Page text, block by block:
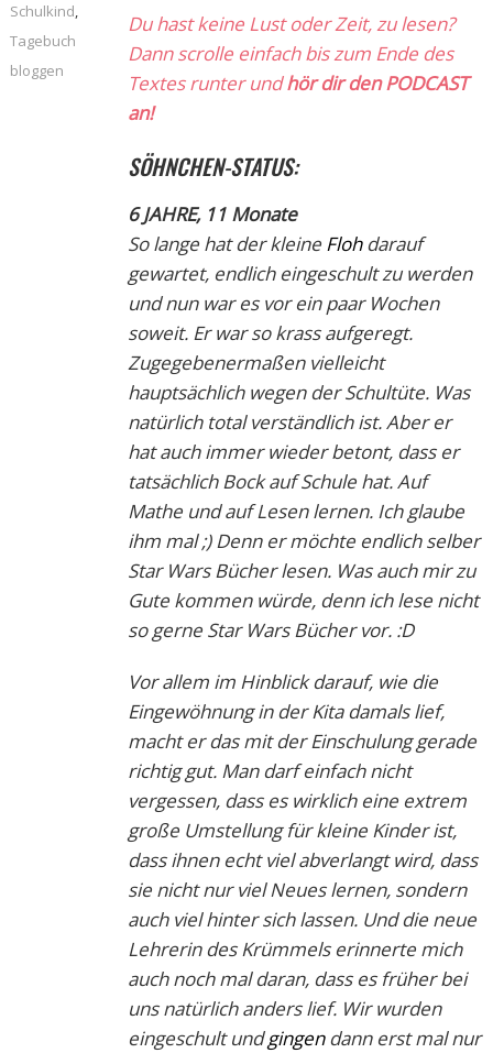
Du hast keine Lust oder Zeit, zu lesen?
Dann scrolle einfach bis zum Ende des
Textes runter undhör dir den PODCAST
an!
SÖHNCHEN-STATUS:
6 JAHRE, 11 Monate
So lange hat der kleine Flohdarauf
gewartet, endlich eingeschult zu werden
und nun war es vor ein paar Wochen
soweit. Er war so krass aufgeregt.
Zugegebenermaßen vielleicht
hauptsächlich wegen der Schultüte. Was
natürlich total verständlich ist. Aber er
hat auch immer wieder betont, dass er
tatsächlich Bock auf Schule hat. Auf
Mathe und auf Lesen lernen. Ich glaube
ihm mal ;) Denn er möchte endlich selber
Star Wars Bücher lesen. Was auch mir zu
Gute kommen würde, denn ich lese nicht
so gerne Star Wars Bücher vor. :D
Vor allem im Hinblick darauf, wie die
Eingewöhnung in der Kita damals lief,
macht er das mit der Einschulung gerade
richtig gut. Man darf einfach nicht
vergessen, dass es wirklich eine extrem
große Umstellung für kleine Kinder ist,
dass ihnen echt viel abverlangt wird, dass
sie nicht nur viel Neues lernen, sondern
auch viel hinter sich lassen. Und die neue
Lehrerin des Krümmels erinnerte mich
auch noch mal daran, dass es früher bei
uns natürlich anders lief. Wir wurden
eingeschult undgingendann erst mal nur
Schulkind,
Tagebuch
bloggen